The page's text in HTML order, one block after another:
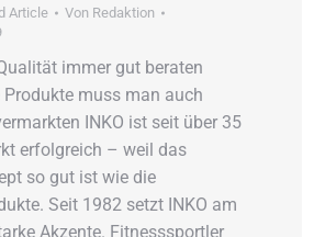
Article Von Redaktion
immer gut beraten
Produkte muss man auch
INKO ist seit über 35
erfolgreich – weil das
so gut ist wie die
Seit 1982 setzt INKO am
Akzente. Fitnesssportler